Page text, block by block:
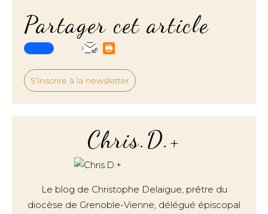
Partager cet article
S'inscrire à la newsletter
Chris.D.+
Le blog de Christophe Delaigue, prêtre du
diocèse de Grenoble-Vienne, délégué épiscopal